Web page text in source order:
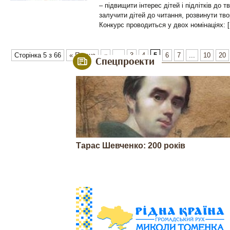
– підвищити інтерес дітей і підлітків до
залучити дітей до читання, розвинути
Конкурс проводиться у двох
Сторінка 5 з 66 « Перша « 3 4 5 6 7 ... 10 20
Спецпроекти
Тарас Шевченко: 200 років